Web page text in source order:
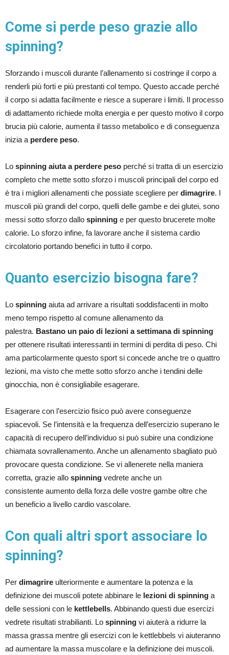
Come si perde peso grazie allo
spinning?
Sforzando i muscoli durante l’allenamento si costringe il corpo a
renderli più forti e più prestanti col tempo. Questo accade perché
il corpo si adatta facilmente e riesce a superare i limiti. Il processo
di adattamento richiede molta energia e per questo motivo il corpo
brucia più calorie, aumenta il tasso metabolico e di conseguenza
inizia a perdere peso.
Lo spinning aiuta a perdere peso perché si tratta di un esercizio
completo che mette sotto sforzo i muscoli principali del corpo ed
è tra i migliori allenamenti che possiate scegliere per dimagrire. I
muscoli più grandi del corpo, quelli delle gambe e dei glutei, sono
messi sotto sforzo dallo spinning e per questo brucerete molte
calorie. Lo sforzo infine, fa lavorare anche il sistema cardio
circolatorio portando benefici in tutto il corpo.
Quanto esercizio bisogna fare?
Lo spinning aiuta ad arrivare a risultati soddisfacenti in molto
meno tempo rispetto al comune allenamento da
palestra. Bastano un paio di lezioni a settimana di spinning
per ottenere risultati interessanti in termini di perdita di peso. Chi
ama particolarmente questo sport si concede anche tre o quattro
lezioni, ma visto che mette sotto sforzo anche i tendini delle
ginocchia, non è consigliabile esagerare.
Esagerare con l’esercizio fisico può avere conseguenze
spiacevoli. Se l’intensità e la frequenza dell’esercizio superano le
capacità di recupero dell’individuo si può subire una condizione
chiamata sovrallenamento. Anche un allenamento sbagliato può
provocare questa condizione. Se vi allenerete nella maniera
corretta, grazie allo spinning vedrete anche un
consistente aumento della forza delle vostre gambe oltre che
un beneficio a livello cardio vascolare.
Con quali altri sport associare lo
spinning?
Per dimagrire ulteriormente e aumentare la potenza e la
definizione dei muscoli potete abbinare le lezioni di spinning a
delle sessioni con le kettlebells. Abbinando questi due esercizi
vedrete risultati strabilianti. Lo spinning vi aiuterà a ridurre la
massa grassa mentre gli esercizi con le kettlebbels vi aiuteranno
ad aumentare la massa muscolare e la definizione dei muscoli.